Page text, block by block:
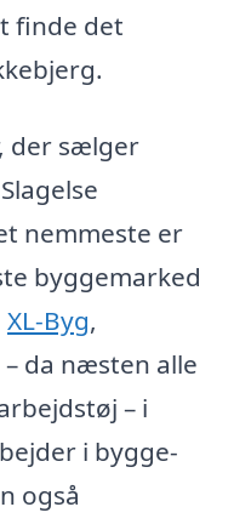
finde det
der sælger
nemmeste er
byggemarked
XL-Byg,
– da næsten alle
– i
i bygge-
også